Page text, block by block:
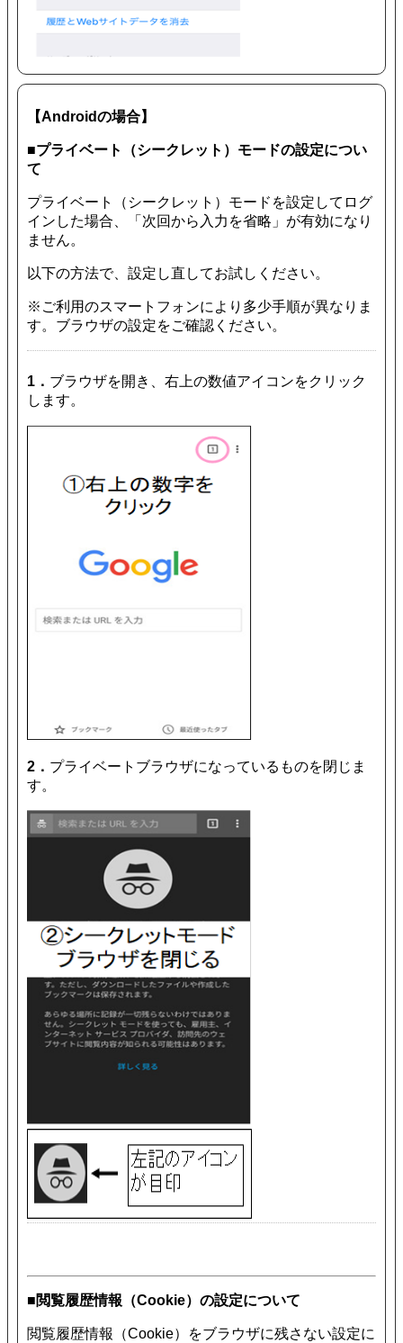
【Androidの場合】
■プライベート（シークレット）モードの設定につい
て
プライベート（シークレット）モードを設定してログ
インした場合、「次回から入力を省略」が有効になり
ません。
以下の方法で、設定し直してお試しください。
※ご利用のスマートフォンにより多少手順が異なりま
す。ブラウザの設定をご確認ください。
1． ブラウザを開き、右上の数値アイコンをクリック
します。
2． プライベートブラウザになっているものを閉じま
す。
■閲覧履歴情報（Cookie）の設定について
閲覧履歴情報（Cookie）をブラウザに残さない設定に